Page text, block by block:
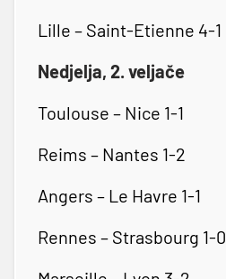
Lille – Saint-Etienne 4-1
Nedjelja, 2. veljače
Toulouse – Nice 1-1
Reims – Nantes 1-2
Angers – Le Havre 1-1
Rennes – Strasbourg 1-0